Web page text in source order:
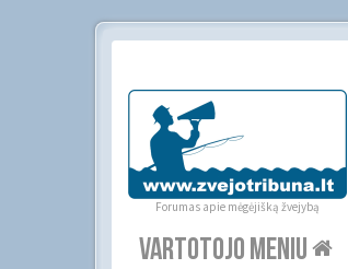
Forumas apie mėgėjišką žvejybą
VARTOTOJO MENIU